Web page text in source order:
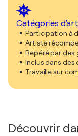
Catégories
Participation à
Artiste
Repéré par des
Inclus dans
Travaille sur
Découvrir